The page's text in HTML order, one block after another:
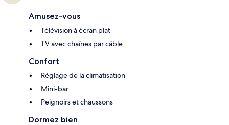
Amusez-vous
Télévision à écran plat
TV avec chaînes par câble
Confort
Réglage de la climatisation
Mini-bar
Peignoirs et chaussons
Dormez bien